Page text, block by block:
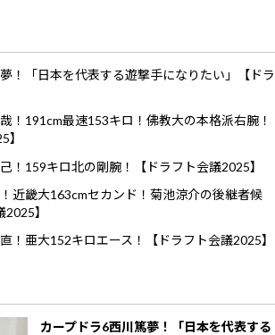
！「日本を代表する遊撃手になりたい」【ドラ
！191cm最速153キロ！佛教大の本格派右腕！
】
！159キロ北の剛腕！【ドラフト会議2025】
近畿大163cmセカンド！菊池涼介の後継者候
】
！亜大152キロエース！【ドラフト会議2025】
カープドラ6西川篤夢！「日本を代表する